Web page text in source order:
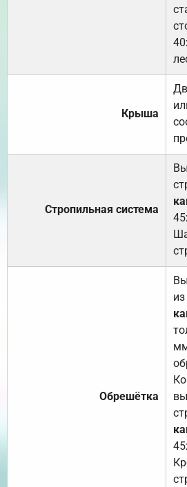
Крыша
Стропильная система
Обрешётка